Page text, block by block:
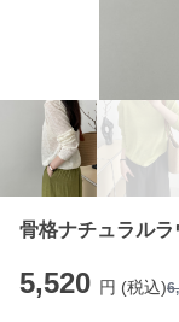
骨格ナチュラル
5,520 円 (税込)